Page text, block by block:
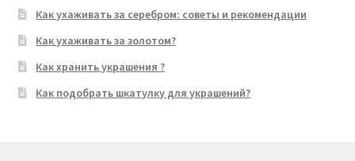
Как ухаживать за серебром: советы и рекомендации
Как ухаживать за золотом?
Как хранить украшения ?
Как подобрать шкатулку для украшений?